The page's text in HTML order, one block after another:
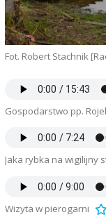
Fot. Robert Stachnik
Gospodarstwo pp.
Jaka rybka na wigilijny
Wizyta w pierogarni